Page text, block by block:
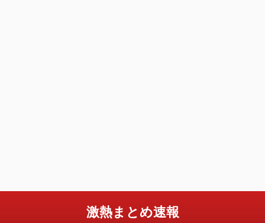
激熱まとめ速報